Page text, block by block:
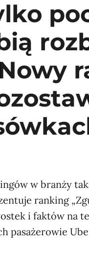
w branży
ranking
i faktów na
pasażerowie